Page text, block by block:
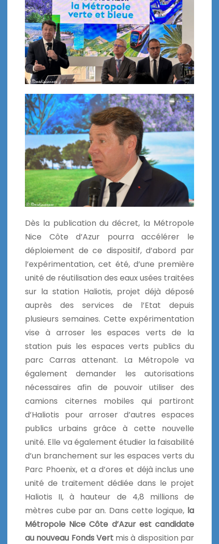
Dès la publication du décret, la Métropole
Nice Côte d’Azur pourra accélérer le
déploiement de ce dispositif, d’abord par
l’expérimentation, cet été, d’une première
unité de réutilisation des eaux usées traitées
sur la station Haliotis, projet déjà déposé
auprès des services de l’Etat depuis
plusieurs semaines. Cette expérimentation
vise à arroser les espaces verts de la
station puis les espaces verts publics du
parc Carras attenant. La Métropole va
également demander les autorisations
nécessaires afin de pouvoir utiliser des
camions citernes mobiles qui partiront
d’Haliotis pour arroser d’autres espaces
publics urbains grâce à cette nouvelle
unité. Elle va également étudier la faisabilité
d’un branchement sur les espaces verts du
Parc Phoenix, et a d’ores et déjà inclus une
unité de traitement dédiée dans le projet
Haliotis II, à hauteur de 4,8 millions de
mètres cube par an. Dans cette logique, la
Métropole Nice Côte d’Azur est candidate
au nouveau Fonds Vertmis à disposition par